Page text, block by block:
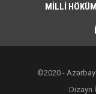
MILLI
©2020 -
Dizayn